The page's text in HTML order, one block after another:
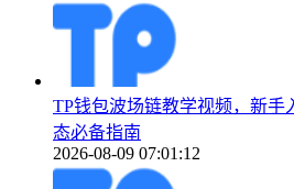
TP钱包波场链教学视频，新手
态必备指南
2026-08-09 07:01:12